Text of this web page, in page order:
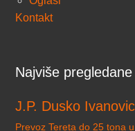
Kontakt
Najviše
J.P. Dusko
Prevoz Tereta do 25 tona